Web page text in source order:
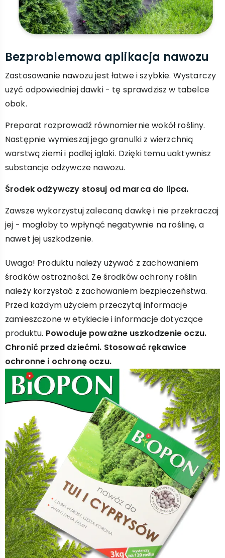
Bezproblemowa aplikacja nawozu
Zastosowanie nawozu jest łatwe i szybkie. Wystarczy
użyć odpowiedniej dawki - tę sprawdzisz w tabelce
obok.
Preparat rozprowadź równomiernie wokół rośliny.
Następnie wymieszaj jego granulki z wierzchnią
warstwą ziemi i podlej iglaki. Dzięki temu uaktywnisz
substancje odżywcze nawozu.
Środek odżywczy stosuj od marca do lipca.
Zawsze wykorzystuj zalecaną dawkę i nie przekraczaj
jej - mogłoby to wpłynąć negatywnie na roślinę, a
nawet jej uszkodzenie.
Uwaga! Produktu należy używać z zachowaniem
środków ostrożności. Ze środków ochrony roślin
należy korzystać z zachowaniem bezpieczeństwa.
Przed każdym użyciem przeczytaj informacje
zamieszczone w etykiecie i informacje dotyczące
produktu. Powoduje poważne uszkodzenie oczu.
Chronić przed dziećmi. Stosować rękawice
ochronne i ochronę oczu.